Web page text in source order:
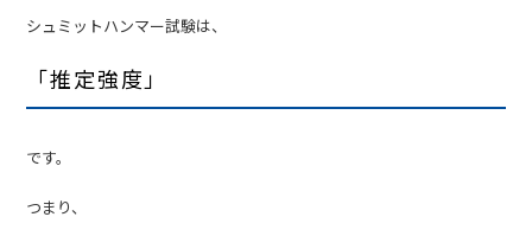
シュミットハンマー試験は、
「推定強度」
です。
つまり、